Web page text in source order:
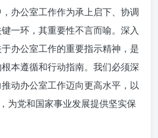
办公室工作作为承上启下、协调
一环，其重要性不言而喻。深入
办公室工作的重要指示精神，是
本遵循和行动指南。我们必须深
动办公室工作迈向更高水平，以
为党和国家事业发展提供坚实保